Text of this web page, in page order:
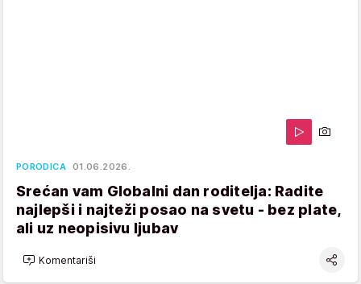
PORODICA 01.06.2026.
Srećan vam Globalni dan roditelja: Radite
najlepši i najteži posao na svetu - bez plate,
ali uz neopisivu ljubav
Komentariši